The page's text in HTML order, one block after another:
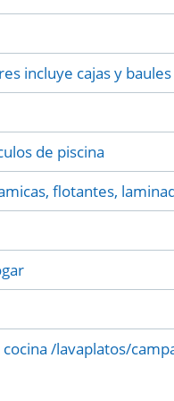
incluye cajas y baules
de piscina
flotantes,
/lavaplatos/